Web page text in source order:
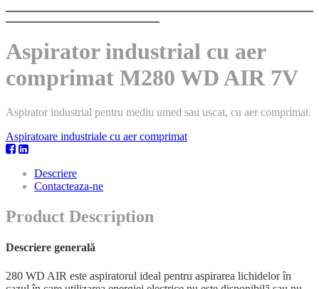
Aspirator industrial cu aer
comprimat M280 WD AIR 7V
Aspirator industrial pentru mediu umed sau uscat, cu aer comprimat.
Aspiratoare industriale cu aer comprimat
Descriere
Contacteaza-ne
Product Description
Descriere generală
280 WD AIR este aspiratorul ideal pentru aspirarea lichidelor în